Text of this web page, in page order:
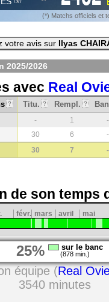
*
(*) Matchs officiels et
votre avis sur Ilyas
2025/2026
avec Real
? Titu. ? Rempl. ?
- 1
-
30 6
-
30 7 -
de son temps
févr. mars avril mai
25% sur le banc
(878 min.)
équipe (Real
3540 minutes